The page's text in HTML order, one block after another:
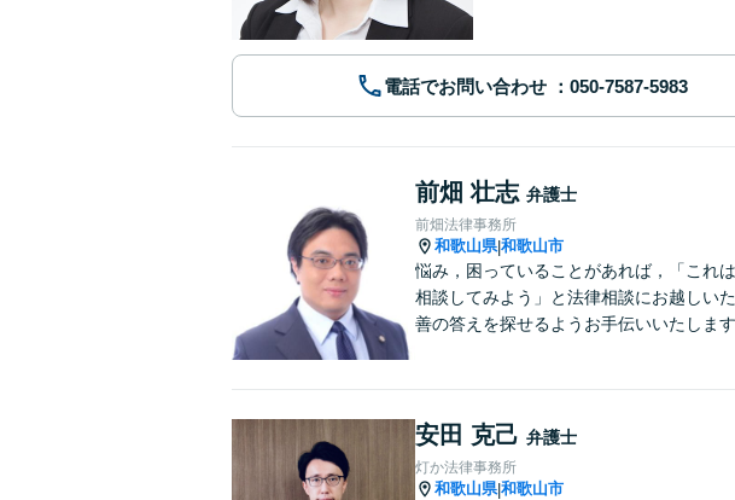
電話でお問い合わせ
前畑 壮志 弁護士
前畑法律事務所
和歌山県|和歌山市
悩み，困っていることがあれば，「これ
相談してみよう」と法律相談にお越しい
善の答えを探せるようお手伝いいたします
安田 克己 弁護士
灯か法律事務所
和歌山県|和歌山市